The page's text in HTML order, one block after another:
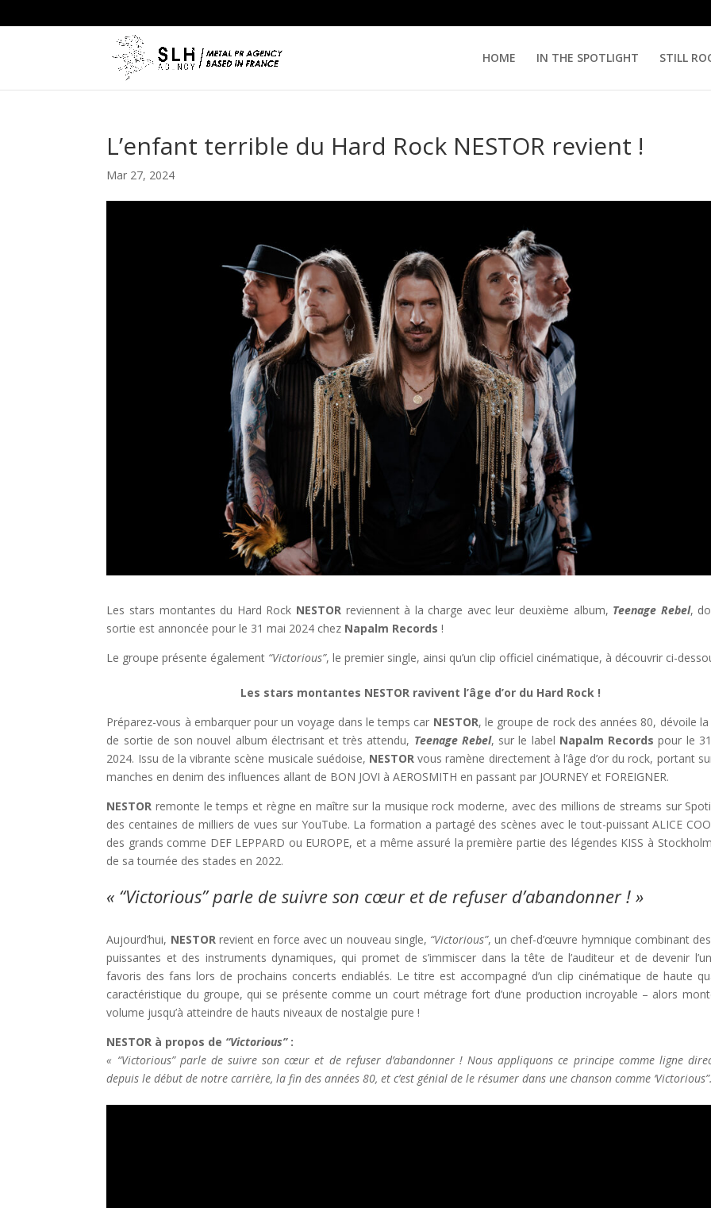
HOME IN THE SPOTLIGHT STILL
L’enfant terrible du Hard Rock NESTOR revient !
Mar 27, 2024
Les stars montantes du Hard Rock NESTOR reviennent à la charge avec leur deuxième album, Teenage Rebel,
sortie est annoncée pour le 31 mai 2024 chez Napalm Records !
Le groupe présente également “Victorious”, le premier single, ainsi qu’un clip officiel cinématique, à découvrir ci-
Les stars montantes NESTOR ravivent l’âge d’or du Hard Rock !
Préparez-vous à embarquer pour un voyage dans le temps car NESTOR, le groupe de rock des années 80, dévoile
de sortie de son nouvel album électrisant et très attendu, Teenage Rebel, sur le label Napalm Records pour le
2024. Issu de la vibrante scène musicale suédoise, NESTORvous ramène directement à l’âge d’or du rock, portant
manches en denim des influences allant de BON JOVI à AEROSMITH en passant par JOURNEY et FOREIGNER.
NESTOR remonte le temps et règne en maître sur la musique rock moderne, avec des millions de streams sur
des centaines de milliers de vues sur YouTube. La formation a partagé des scènes avec le tout-puissant ALICE
des grands comme DEF LEPPARD ou EUROPE, et a même assuré la première partie des légendes KISS à
de sa tournée des stades en 2022.
« “Victorious” parle de suivre son cœur et de refuser d’abandonner ! »
Aujourd’hui, NESTORrevient en force avec un nouveau single, “Victorious”, un chef-d’œuvre hymnique combinant
puissantes et des instruments dynamiques, qui promet de s’immiscer dans la tête de l’auditeur et de devenir
favoris des fans lors de prochains concerts endiablés. Le titre est accompagné d’un clip cinématique de haute
caractéristique du groupe, qui se présente comme un court métrage fort d’une production incroyable – alors
volume jusqu’à atteindre de hauts niveaux de nostalgie pure !
NESTOR à propos de “Victorious”:
« “Victorious” parle de suivre son cœur et de refuser d’abandonner ! Nous appliquons ce principe comme ligne
depuis le début de notre carrière, la fin des années 80, et c’est génial de le résumer dans une chanson comme